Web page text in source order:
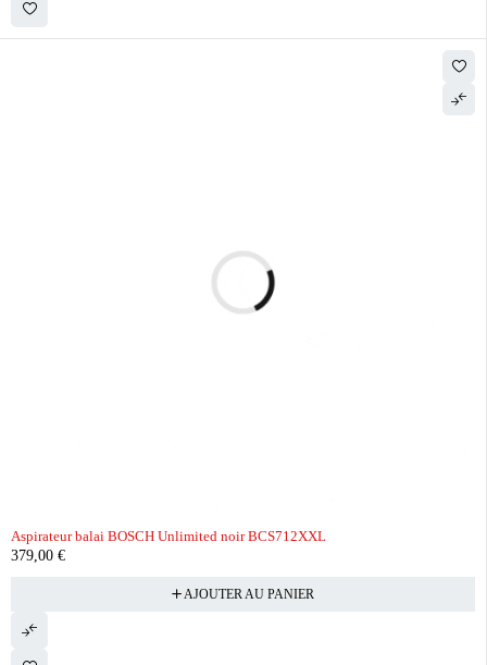
Aspirateur balai BOSCH Unlimited noir BCS712XXL
379,00 €
AJOUTER AU PANIER